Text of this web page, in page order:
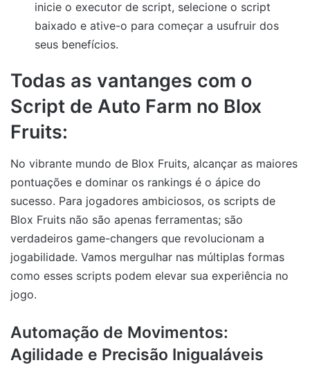
inicie o executor de script, selecione o script
baixado e ative-o para começar a usufruir dos
seus benefícios.
Todas as vantanges com o
Script de Auto Farm no Blox
Fruits:
No vibrante mundo de Blox Fruits, alcançar as maiores
pontuações e dominar os rankings é o ápice do
sucesso. Para jogadores ambiciosos, os scripts de
Blox Fruits não são apenas ferramentas; são
verdadeiros game-changers que revolucionam a
jogabilidade. Vamos mergulhar nas múltiplas formas
como esses scripts podem elevar sua experiência no
jogo.
Automação de Movimentos:
Agilidade e Precisão Inigualáveis